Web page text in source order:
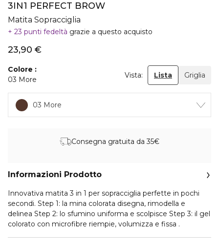
3IN1 PERFECT BROW
Matita Sopracciglia
23 punti fedeltà grazie a questo acquisto
23,90 €
Colore
03 More
Vista: Lista Griglia
03 More
Consegna gratuita da 35€
Informazioni Prodotto
Innovativa matita 3 in 1 per sopracciglia perfette in pochi
secondi. Step 1: la mina colorata disegna, rimodella e
delinea Step 2: lo sfumino uniforma e scolpisce Step 3: il gel
colorato con microfibre riempie, volumizza e fissa .